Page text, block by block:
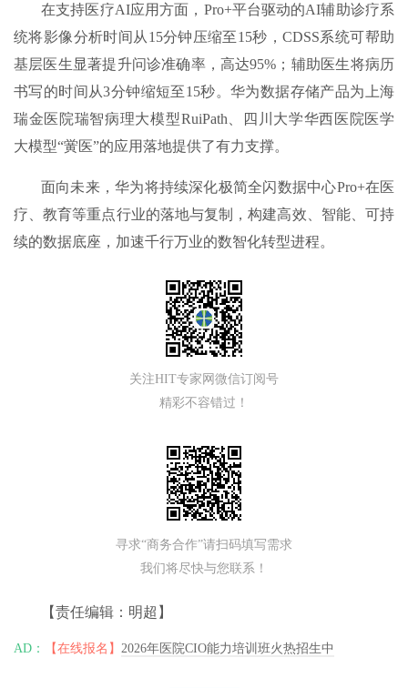
在支持医疗AI应用方面，Pro+平台驱动的AI辅助诊疗系
统将影像分析时间从15分钟压缩至15秒，CDSS系统可帮助
基层医生显著提升问诊准确率，高达95%；辅助医生将病历
书写的时间从3分钟缩短至15秒。华为数据存储产品为上海
瑞金医院瑞智病理大模型RuiPath、四川大学华西医院医学
大模型“黉医”的应用落地提供了有力支撑。
面向未来，华为将持续深化极简全闪数据中心Pro+在医
疗、教育等重点行业的落地与复制，构建高效、智能、可持
续的数据底座，加速千行万业的数智化转型进程。
关注HIT专家网微信订阅号
精彩不容错过！
寻求“商务合作”请扫码填写需求
我们将尽快与您联系！
【责任编辑：明超】
AD： 【在线报名】 2026年医院CIO能力培训班火热招生中